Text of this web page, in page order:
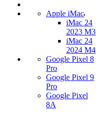
Apple iMac
iMac 24
2023 M3
iMac 24
2024 M4
Google Pixel 8
Pro
Google Pixel 9
Pro
Google Pixel
8A